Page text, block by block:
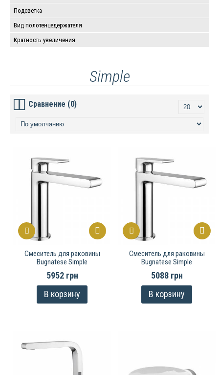
Подсветка
Вид полотенцедержателя
Кратность увеличения
Simple
Сравнение (0)
Cмеситель для раковины
Bugnatese Simple
5952 грн
В корзину
Cмеситель для раковины
Bugnatese Simple
5088 грн
В корзину